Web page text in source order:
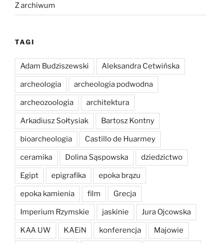
Z archiwum
TAGI
Adam Budziszewski Aleksandra Cetwińska
archeologia archeologia podwodna
archeozoologia architektura
Arkadiusz Sołtysiak Bartosz Kontny
bioarcheologia Castillo de Huarmey
ceramika Dolina Sąspowska dziedzictwo
Egipt epigrafika epoka brązu
epoka kamienia film Grecja
Imperium Rzymskie jaskinie Jura Ojcowska
KAA UW KAEiN konferencja Majowie